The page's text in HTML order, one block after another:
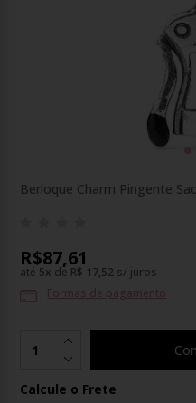
Berloque Charm Pingente
R$87,61
até 5x de R$ 17,52 s/ juros
Formas de pagamento
Calcule o Frete